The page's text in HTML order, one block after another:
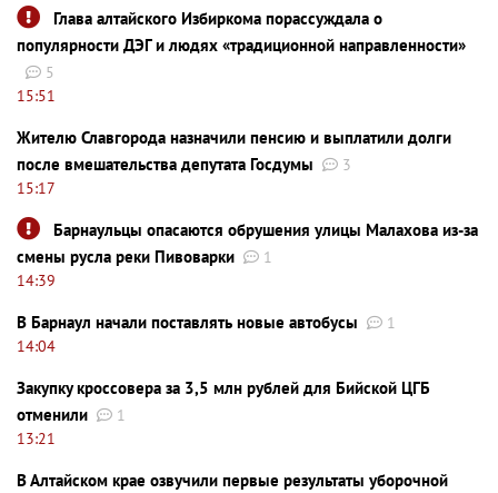
Глава алтайского Избиркома порассуждала о
популярности ДЭГ и людях «традиционной направленности»
5
15:51
Жителю Славгорода назначили пенсию и выплатили долги
после вмешательства депутата Госдумы
3
15:17
Барнаульцы опасаются обрушения улицы Малахова из-за
смены русла реки Пивоварки
1
14:39
В Барнаул начали поставлять новые автобусы
1
14:04
Закупку кроссовера за 3,5 млн рублей для Бийской ЦГБ
отменили
1
13:21
В Алтайском крае озвучили первые результаты уборочной